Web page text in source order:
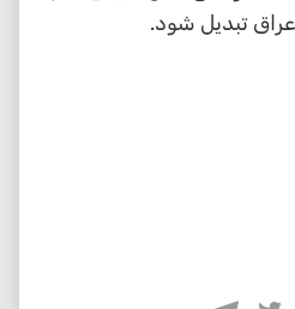
تبدیل شود.